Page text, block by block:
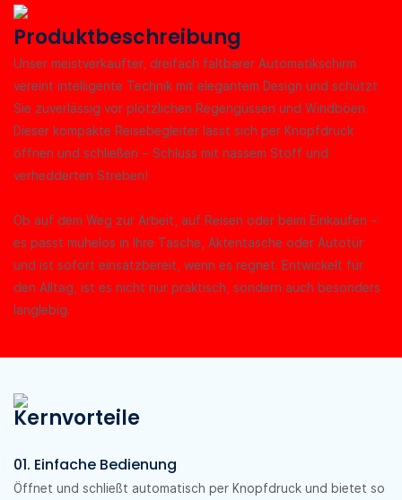
Produktbeschreibung
Unser meistverkaufter, dreifach faltbarer Automatikschirm
vereint intelligente Technik mit elegantem Design und schützt
Sie zuverlässig vor plötzlichen Regengüssen und Windböen.
Dieser kompakte Reisebegleiter lässt sich per Knopfdruck
öffnen und schließen – Schluss mit nassem Stoff und
verhedderten Streben!
Ob auf dem Weg zur Arbeit, auf Reisen oder beim Einkaufen –
es passt mühelos in Ihre Tasche, Aktentasche oder Autotür
und ist sofort einsatzbereit, wenn es regnet. Entwickelt für
den Alltag, ist es nicht nur praktisch, sondern auch besonders
langlebig.
Kernvorteile
01. Einfache Bedienung
Öffnet und schließt automatisch per Knopfdruck und bietet so